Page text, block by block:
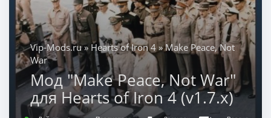
Vip-Mods.ru» Hearts of Iron 4» Make Peace, Not
War
Мод "Make Peace, Not War"
для Hearts of Iron 4 (v1.7.x)